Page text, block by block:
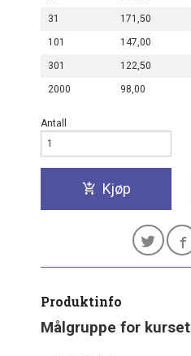
31 171,50
101 147,00
301 122,50
2000 98,00
Antall
Kjøp
Produktinfo
Målgruppe for kurset